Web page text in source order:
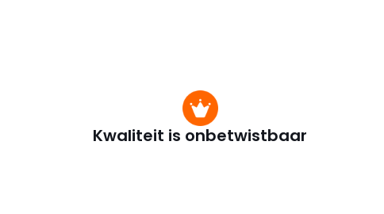
Kwaliteit is onbetwistbaar